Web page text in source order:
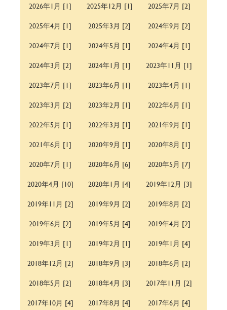
2026年1月 [1]
2025年12月 [1]
2025年7月 [2]
2025年4月 [1]
2025年3月 [2]
2024年9月 [2]
2024年7月 [1]
2024年5月 [1]
2024年4月 [1]
2024年3月 [2]
2024年1月 [1]
2023年11月 [1]
2023年7月 [1]
2023年6月 [1]
2023年4月 [1]
2023年3月 [2]
2023年2月 [1]
2022年6月 [1]
2022年5月 [1]
2022年3月 [1]
2021年9月 [1]
2021年6月 [1]
2020年9月 [1]
2020年8月 [1]
2020年7月 [1]
2020年6月 [6]
2020年5月 [7]
2020年4月 [10]
2020年1月 [4]
2019年12月 [3]
2019年11月 [2]
2019年9月 [2]
2019年8月 [2]
2019年6月 [2]
2019年5月 [4]
2019年4月 [2]
2019年3月 [1]
2019年2月 [1]
2019年1月 [4]
2018年12月 [2]
2018年9月 [3]
2018年6月 [2]
2018年5月 [2]
2018年4月 [3]
2017年11月 [2]
2017年10月 [4]
2017年8月 [4]
2017年6月 [4]